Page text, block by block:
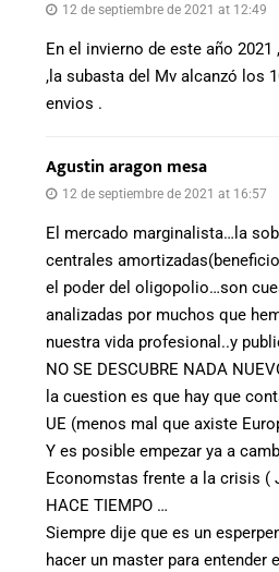
12 de septiembre de 2021 at 12:49
En el invierno de este año 2021
,la subasta del Mv alcanzó los
envios .
Agustin aragon mesa
12 de septiembre de 2021 at 16:57
El mercado marginalista…la
centrales
el poder del oligopolio…son
analizadas por muchos que
nuestra vida profesional..y
NO SE DESCUBRE NADA
la cuestion es que hay que
UE (menos mal que axiste
Y es posible empezar ya a
Economstas frente a la crisis (
HACE TIEMPO …
Siempre dije que es un
hacer un master para entender